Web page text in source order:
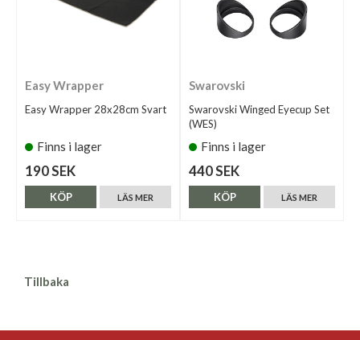
Easy Wrapper
Easy Wrapper 28x28cm Svart
Finns i lager
190 SEK
LÄS MER
KÖP
Swarovski
Swarovski Winged Eyecup Set
(WES)
Finns i lager
440 SEK
LÄS MER
KÖP
Tillbaka